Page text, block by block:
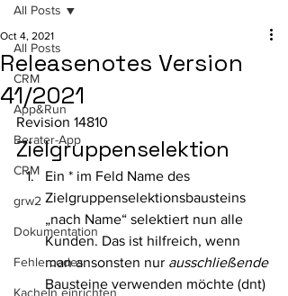
All Posts
CRM
App&Run
Berater-App
CRM
grw2
Dokumentation
Fehlercodes
Kacheln einrichten
All Posts
Releasenotes Version
41/2021
Oct 4, 2021
Revision 14810
Zielgruppenselektion
Ein * im Feld Name des
Zielgruppenselektionsbausteins
„nach Name“ selektiert nun alle
Kunden. Das ist hilfreich, wenn
man ansonsten nur ausschließende
Bausteine verwenden möchte (dnt)